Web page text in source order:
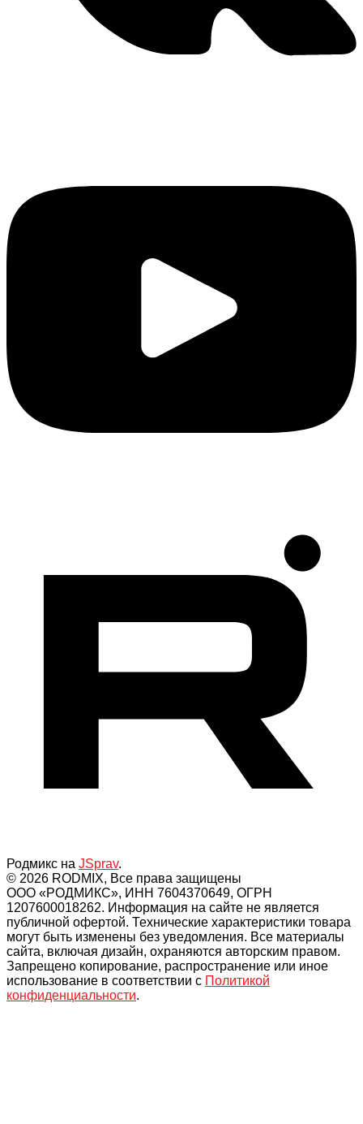
Родмикс на JSprav.
© 2026 RODMIX, Все права защищены
ООО «РОДМИКС», ИНН 7604370649, ОГРН
1207600018262. Информация на сайте не является
публичной офертой. Технические характеристики товара
могут быть изменены без уведомления. Все материалы
сайта, включая дизайн, охраняются авторским правом.
Запрещено копирование, распространение или иное
использование в соответствии с Политикой
конфиденциальности.